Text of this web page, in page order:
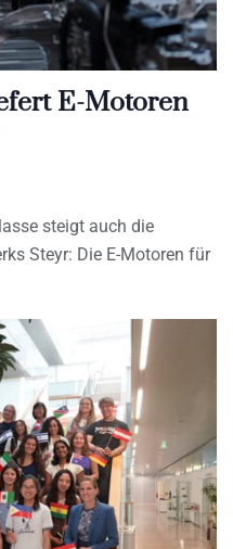
E-Motoren
steigt auch die
Steyr: Die E-Motoren für